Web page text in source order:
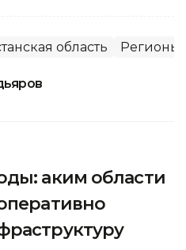
область Регионы
аким области